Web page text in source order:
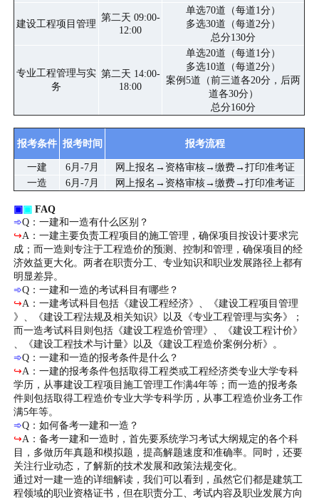
建设工程项目管理
第二天 09:00-
12:00
单选70道（每道1分）
多选30道（每道2分）
总分130分
专业工程管理与实
务
第二天 14:00-
18:00
单选20道（每道1分）
多选10道（每道2分）
案例5道（前三道各20分，后两
道各30分）
总分160分
报考条件 报考时间 报考流程
一建 6月-7月
网上报名→资格审核→缴费→打印准考证
一造
6月-7月 网上报名→资格审核→缴费→打印准考证
▣▣ FAQ
➾Q：一建和一造有什么区别？
↪A：一建主要负责工程项目的施工管理，确保项目按设计要求完
成；而一造则专注于工程造价的预测、控制和管理，确保项目的经
济效益更大化。两者在职责分工、专业知识和职业发展路径上都有
明显差异。
➾Q：一建和一造的考试科目有哪些？
↪A：一建考试科目包括《建设工程经济》、《建设工程项目管理
》、《建设工程法规及相关知识》以及《专业工程管理与实务》；
而一造考试科目则包括《建设工程造价管理》、《建设工程计价》
、《建设工程技术与计量》以及《建设工程造价案例分析》。
➾Q：一建和一造的报考条件是什么？
↪A：一建的报考条件包括取得工程类或工程经济类专业大学专科
学历，从事建设工程项目施工管理工作满4年等；而一造的报考条
件则包括取得工程造价专业大学专科学历，从事工程造价业务工作
满5年等。
➾Q：如何备考一建和一造？
↪A：备考一建和一造时，首先要系统学习考试大纲规定的各个科
目，多做历年真题和模拟题，提高解题速度和准确率。同时，还要
关注行业动态，了解新的技术发展和政策法规变化。
通过对一建一造的详细解读，我们可以看到，虽然它们都是建筑工
程领域的职业资格证书，但在职责分工、考试内容及职业发展方向